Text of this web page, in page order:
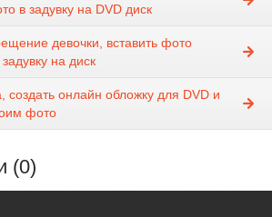
в задувку на DVD диск
девочки, вставить фото
на диск
создать онлайн обложку для DVD и
фото
(0)